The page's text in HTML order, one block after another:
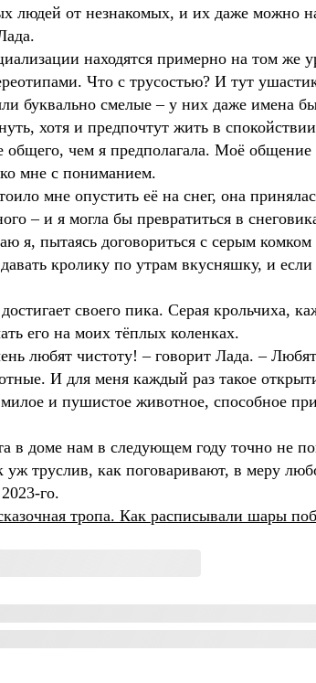
людей от незнакомых, и их даже можно
находятся примерно на том
Что с трусостью? И тут
буквально смелые – у них даже имена
хотя и предпочтут жить в
чем я предполагала. Моё
ко мне с пониманием.
мне опустить её на снег, она
– и я могла бы превратиться в
я, пытаясь договориться с серым
кролику по утрам вкусняшку, и
своего пика. Серая крольчиха,
его на моих тёплых коленках.
любят чистоту! – говорит Лада. –
И для меня каждый раз такое
и пушистое животное, способное
в доме нам в следующем году точно не
уж труслив, как поговаривают, в меру
го.
тропа. Как расписывали шары